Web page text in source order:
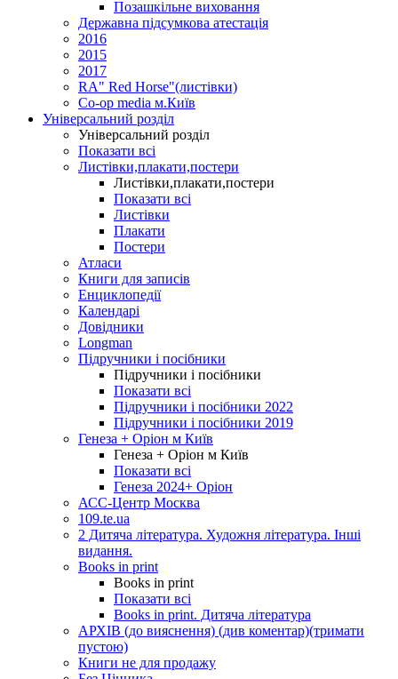
Позашкільне виховання
Державна підсумкова атестація
2016
2015
2017
RA" Red Horse"(листівки)
Co-op media м.Київ
Універсальний розділ
Універсальний розділ
Показати всі
Листівки,плакати,постери
Листівки,плакати,постери
Показати всі
Листівки
Плакати
Постери
Атласи
Книги для записів
Енциклопедії
Календарі
Довідники
Longman
Підручники і посібники
Підручники і посібники
Показати всі
Підручники і посібники 2022
Підручники і посібники 2019
Генеза + Оріон м Київ
Генеза + Оріон м Київ
Показати всі
Генеза 2024+ Оріон
АСС-Центр Москва
109.te.ua
2 Дитяча література. Художня література. Інші
видання.
Books in print
Books in print
Показати всі
Books in print. Дитяча література
АРХІВ (до вияснення) (див коментар)(тримати
пустою)
Книги не для продажу